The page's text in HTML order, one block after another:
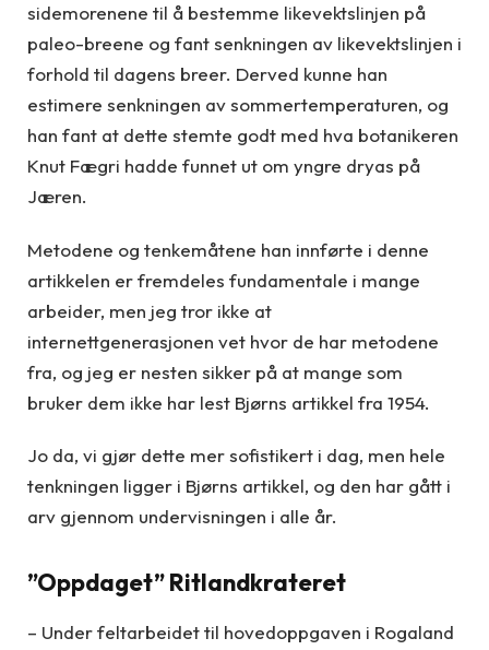
sidemorenene til å bestemme likevektslinjen på
paleo-breene og fant senkningen av likevektslinjen i
forhold til dagens breer. Derved kunne han
estimere senkningen av sommertemperaturen, og
han fant at dette stemte godt med hva botanikeren
Knut Fægri hadde funnet ut om yngre dryas på
Jæren.
Metodene og tenkemåtene han innførte i denne
artikkelen er fremdeles fundamentale i mange
arbeider, men jeg tror ikke at
internettgenerasjonen vet hvor de har metodene
fra, og jeg er nesten sikker på at mange som
bruker dem ikke har lest Bjørns artikkel fra 1954.
Jo da, vi gjør dette mer sofistikert i dag, men hele
tenkningen ligger i Bjørns artikkel, og den har gått i
arv gjennom undervisningen i alle år.
”Oppdaget” Ritlandkrateret
– Under feltarbeidet til hovedoppgaven i Rogaland